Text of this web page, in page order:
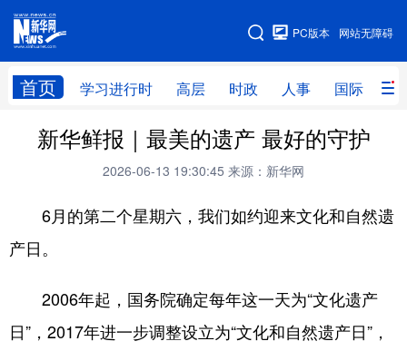
网站无障碍
PC版本
首页 学习进行时 高层 时政 人事 国际 财
网站地图
学习进行时 高层 时政 人事
财经 网评
台湾 思客智库 全球连线 教育
书画 健康 军事
访谈 视频 图片 政务
新华鲜报｜最美的遗产 最好的守护
2026-06-13 19:30:45 来源：新华网
6月的第二个星期六，我们如约迎来文化和自然遗
产日。
2006年起，国务院确定每年这一天为“文化遗产
日”，2017年进一步调整设立为“文化和自然遗产日”，